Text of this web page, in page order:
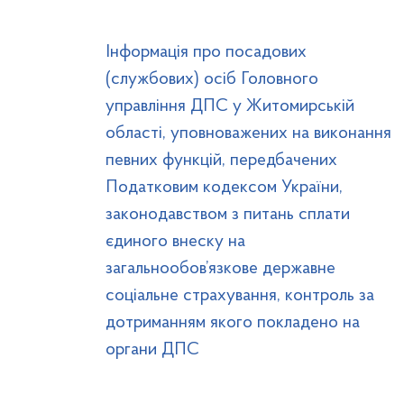
Інформація про посадових
(службових) осіб Головного
управління ДПС у Житомирській
області, уповноважених на виконання
певних функцій, передбачених
Податковим кодексом України,
законодавством з питань сплати
єдиного внеску на
загальнообов’язкове державне
соціальне страхування, контроль за
дотриманням якого покладено на
органи ДПС